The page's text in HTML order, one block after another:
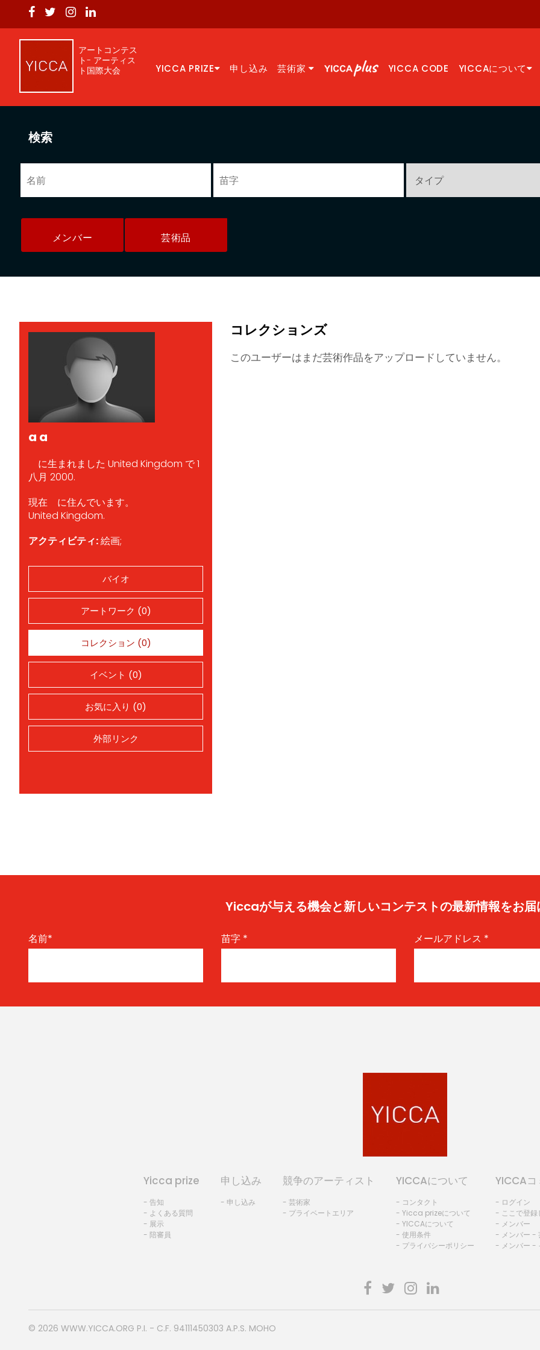
アートコンテス
ト- アーティス
ト国際大会
YICCA PRIZE 申し込み 芸術家 YICCA CODE YICCAについて
検索
メンバー 芸術品
a a
に生まれました United Kingdom で 1
八月 2000.
現在 に住んでいます。
United Kingdom.
アクティビティ:絵画;
バイオ
アートワーク (0)
コレクション (0)
イベント (0)
お気に入り (0)
外部リンク
コレクションズ
このユーザーはまだ芸術作品をアップロードしていません。
Yiccaが与える機会と新しいコンテストの最新情報をお届
名前* 苗字 * メールアドレス *
Yicca prize
- 告知
- よくある質問
- 展示
- 陪審員
申し込み
- 申し込み
競争のアーティスト
- 芸術家
- プライベートエリア
YICCAについて
- コンタクト
- Yicca prizeについて
- YICCAについて
- 使用条件
- プライバシーポリシー
YICCA
- ログイン
- ここで登録
- メンバー
- メンバー -
- メンバー -
© 2026 WWW.YICCA.ORG P.I. - C.F. 94111450303 A.P.S. MOHO